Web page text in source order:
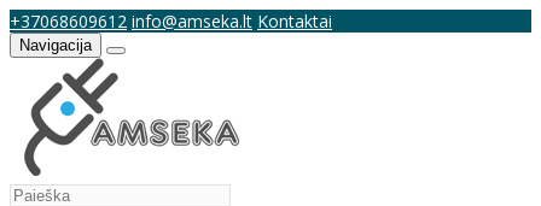
+37068609612 info@amseka.lt Kontaktai
Navigacija